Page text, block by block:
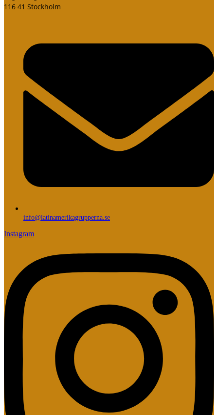
116 41 Stockholm
info@latinamerikagrupperna.se
Instagram